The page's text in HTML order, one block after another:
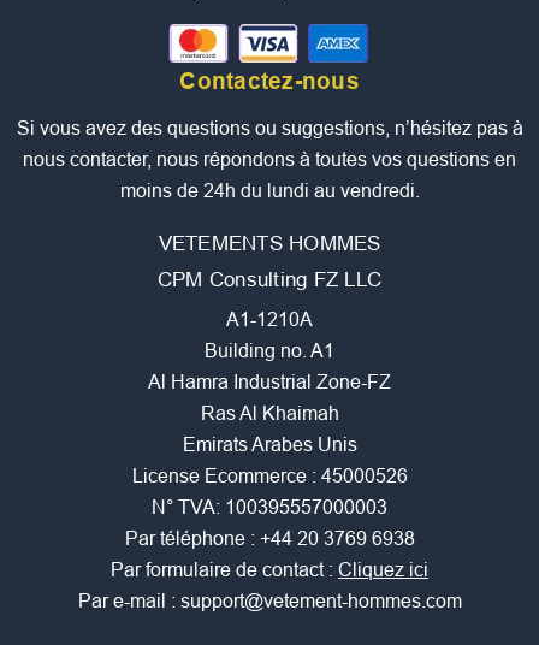
Contactez-nous
Si vous avez des questions ou suggestions, n’hésitez pas à
nous contacter, nous répondons à toutes vos questions en
moins de 24h du lundi au vendredi.
VETEMENTS HOMMES
CPM Consulting FZ LLC
A1-1210A
Building no. A1
Al Hamra Industrial Zone-FZ
Ras Al Khaimah
Emirats Arabes Unis
License Ecommerce : 45000526
N° TVA: 100395557000003
Par téléphone : +44 20 3769 6938
Par formulaire de contact : Cliquez ici
Par e-mail : support@vetement-hommes.com